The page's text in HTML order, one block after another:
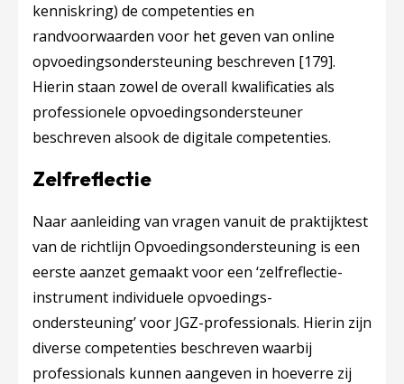
kenniskring) de competenties en
randvoorwaarden voor het geven van online
opvoedingsondersteuning beschreven [179].
Hierin staan zowel de overall kwalificaties als
professionele opvoedingsondersteuner
beschreven alsook de digitale competenties.
Zelfreflectie
Naar aanleiding van vragen vanuit de praktijktest
van de richtlijn Opvoedingsondersteuning is een
eerste aanzet gemaakt voor een ‘zelfreflectie-
instrument individuele opvoedings-
ondersteuning’ voor JGZ-professionals. Hierin zijn
diverse competenties beschreven waarbij
professionals kunnen aangeven in hoeverre zij